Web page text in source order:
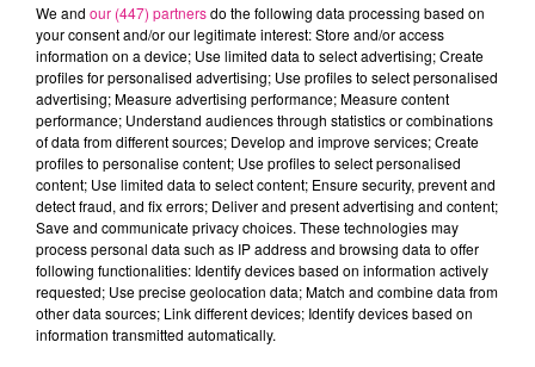
Ville*
Téléphone*
Où voulez-vous voir ce spectacle? (Metz / Ludres)
We and our (447) partnersdo the following data processing based on
your consent and/or our legitimate interest: Store and/or access
information on a device; Use limited data to select advertising; Create
profiles for personalised advertising; Use profiles to select personalised
advertising; Measure advertising performance; Measure content
performance; Understand audiences through statistics or combinations
of data from different sources; Develop and improve services; Create
profiles to personalise content; Use profiles to select personalised
content; Use limited data to select content; Ensure security, prevent and
detect fraud, and fix errors; Deliver and present advertising and content;
Save and communicate privacy choices. These technologies may
process personal data such as IP address and browsing data to offer
following functionalities: Identify devices based on information actively
requested; Use precise geolocation data; Match and combine data from
other data sources; Link different devices; Identify devices based on
information transmitted automatically.